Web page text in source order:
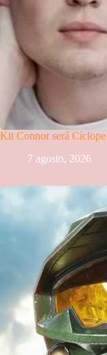
Kit Connor será
7 agosto, 2026